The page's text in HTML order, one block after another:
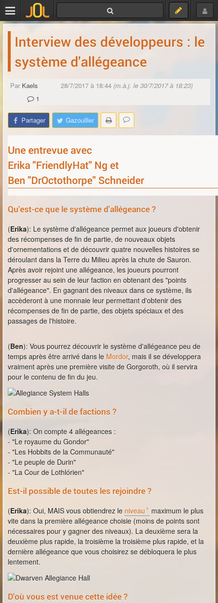
Interview des développeurs : le
système d'allégeance
Par Kaels 28/7/2017 à 18:44 (m.à.j. le 30/7/2017 à 18:23)
1
Partager Gazouiller
Une entrevue avec
Erika "FriendlyHat" Ng et
Ben "DrOctothorpe" Schneider
Qu'est-ce que le système d'allégeance ?
(Erika): Le système d'allégeance permet aux joueurs d'obtenir
des récompenses de fin de partie, de nouveaux objets
d'ornementations et de découvrir quatre nouvelles histoires se
déroulant dans la Terre du Milieu après la chute de Sauron.
Après avoir rejoint une allégeance, les joueurs pourront
progresser au sein de leur faction en obtenant des "points
d'allégeance". En gagnant des niveaux dans ce système, ils
accèderont à une monnaie leur permettant d'obtenir des
récompenses de fin de partie, des objets spéciaux et des
passages de l'histoire.
(Ben): Vous pourrez découvrir le système d'allégeance peu de
temps après être arrivé dans le Mordor, mais il se développera
vraiment après une première visite de Gorgoroth, où il servira
pour le contenu de fin du jeu.
Combien y a-t-il de factions ?
(Erika): On compte 4 allégeances :
- "Le royaume du Gondor"
- "Les Hobbits de la Communauté"
- "Le peuple de Durin"
- "La Cour de Lothlórien"
Est-il possible de toutes les rejoindre ?
(Erika): Oui, MAIS vous obtiendrez le niveau
maximum le plus
vite dans la première allégeance choisie (moins de points sont
nécessaires pour y gagner des niveaux). La deuxième sera la
deuxième plus rapide, la troisième la troisième plus rapide, et la
dernière allégeance que vous choisirez se débloquera le plus
lentement.
D'où vous est venue cette idée ?